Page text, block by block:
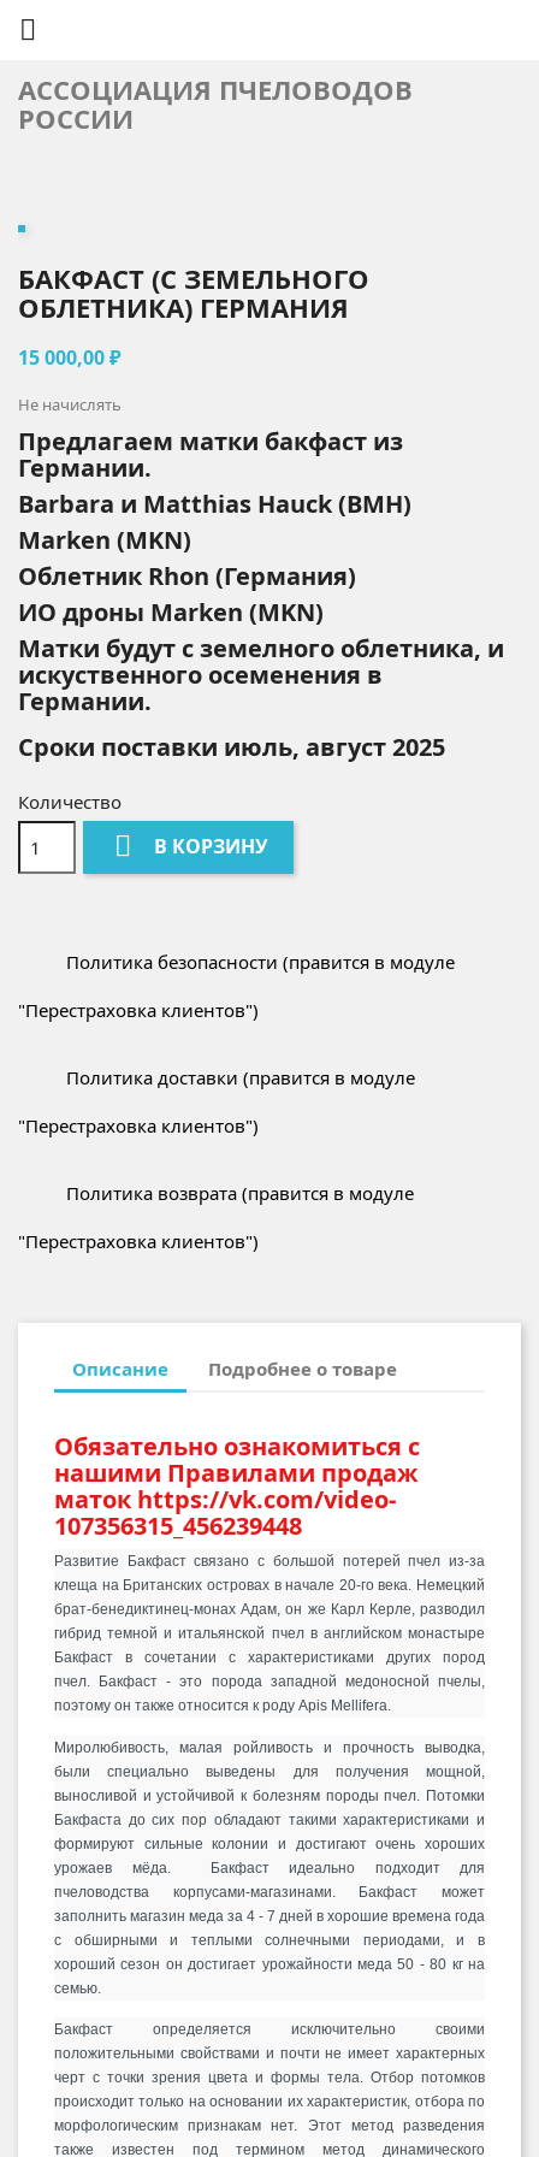

АССОЦИАЦИЯ ПЧЕЛОВОДОВ
РОССИИ
БАКФАСТ (С ЗЕМЕЛЬНОГО
ОБЛЕТНИКА) ГЕРМАНИЯ
15 000,00 ₽
Не начислять
Предлагаем матки бакфаст из
Германии.
Barbara и Matthias Hauck (BMH)
Marken (MKN)
Облетник Rhon (Германия)
ИО дроны Marken (MKN)
Матки будут с земелного облетника, и
искуственного осеменения в
Германии.
Сроки поставки июль, август 2025
Количество
 В КОРЗИНУ
Политика безопасности (правится в модуле
"Перестраховка клиентов")
Политика доставки (правится в модуле
"Перестраховка клиентов")
Политика возврата (правится в модуле
"Перестраховка клиентов")
Описание Подробнее о товаре
Обязательно ознакомиться с
нашими Правилами продаж
маток https://vk.com/video-
107356315_456239448
Развитие Бакфаст связано с большой потерей пчел из-за
клеща на Британских островах в начале 20-го века. Немецкий
брат-бенедиктинец-монах Адам, он же Карл Керле, разводил
гибрид темной и итальянской пчел в английском монастыре
Бакфаст в сочетании с характеристиками других пород
пчел. Бакфаст - это порода западной медоносной пчелы,
поэтому он также относится к роду Apis Mellifera.
Миролюбивость, малая ройливость и прочность выводка,
были специально выведены для получения мощной,
выносливой и устойчивой к болезням породы пчел. Потомки
Бакфаста до сих пор обладают такими характеристиками и
формируют сильные колонии и достигают очень хороших
урожаев мёда.
Бакфастидеально подходит для
пчеловодства корпусами-магазинами.
Бакфаст может
заполнить магазин меда за 4 - 7 дней в хорошие времена года
с обширными и теплыми солнечными периодами, и в
хороший сезон он достигает урожайности меда 50 - 80 кг на
семью.
Бакфаст определяется исключительно своими
положительными свойствами и почти не имеет характерных
черт с точки зрения цвета и формы тела. Отбор потомков
происходит только на основании их характеристик, отбора по
морфологическим признакам нет. Этот метод разведения
также известен под термином метод динамического